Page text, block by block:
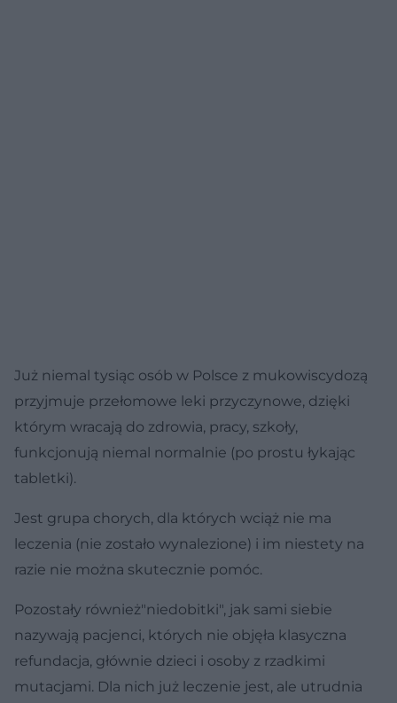
Już niemal tysiąc osób w Polsce z mukowiscydozą
przyjmuje przełomowe leki przyczynowe, dzięki
którym wracają do zdrowia, pracy, szkoły,
funkcjonują niemal normalnie (po prostu łykając
tabletki).
Jest grupa chorych, dla których wciąż nie ma
leczenia (nie zostało wynalezione) i im niestety na
razie nie można skutecznie pomóc.
Pozostały również"niedobitki", jak sami siebie
nazywają pacjenci, których nie objęła klasyczna
refundacja, głównie dzieci i osoby z rzadkimi
mutacjami. Dla nich już leczenie jest, ale utrudnia